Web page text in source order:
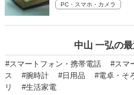
PC・スマホ・カメラ
中山 一弘の
#スマートフォン・携帯電話 #スマ
ス
#腕時計 #日用品 #電卓・そ
リ
#生活家電